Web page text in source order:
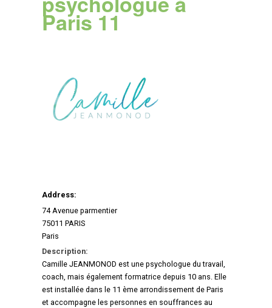
Paris 11
Address:
74 Avenue parmentier
75011 PARIS
Paris
Description:
Camille JEANMONOD est une psychologue du travail,
coach, mais également formatrice depuis 10 ans. Elle
est installée dans le 11 ème arrondissement de Paris
et accompagne les personnes en souffrances au